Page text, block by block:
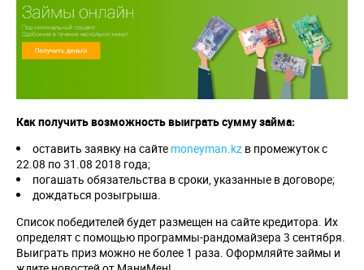
Как получить возможность выиграть сумму займа:
оставить заявку на сайте moneyman.kz в промежуток с
22.08 по 31.08 2018 года;
погашать обязательства в сроки, указанные в договоре;
дождаться розыгрыша.
Список победителей будет размещен на сайте кредитора. Их
определят с помощью программы-рандомайзера 3 сентября.
Выиграть приз можно не более 1 раза. Оформляйте займы и